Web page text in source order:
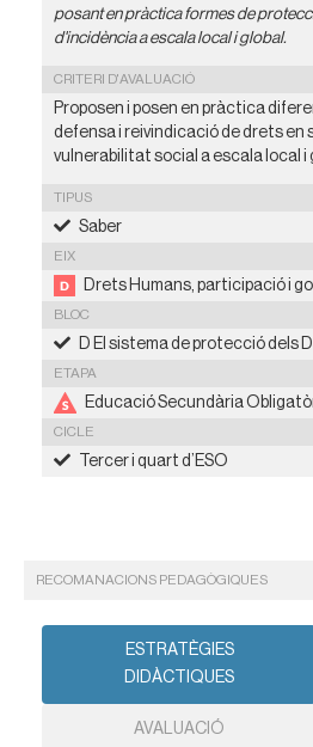
posant en pràctica formes de
d'incidència a escala local i global.
CRITERI D'AVALUACIÓ
Proposen i posen en pràctica
defensa i reivindicació de drets en
vulnerabilitat social a escala local i
TIPUS
Saber
EIX
Drets Humans, participació i
BLOC
D El sistema de protecció dels
ETAPA
Educació Secundària
CICLE
Tercer i quart d’ESO
RECOMANACIONS PEDAGÒGIQUES
ESTRATÈGIES
DIDÀCTIQUES
AVALUACIÓ